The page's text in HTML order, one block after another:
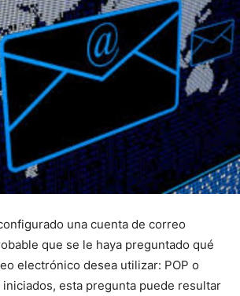
una cuenta de correo
que se le haya preguntado qué
electrónico desea utilizar: POP o
iniciados, esta pregunta puede resultar